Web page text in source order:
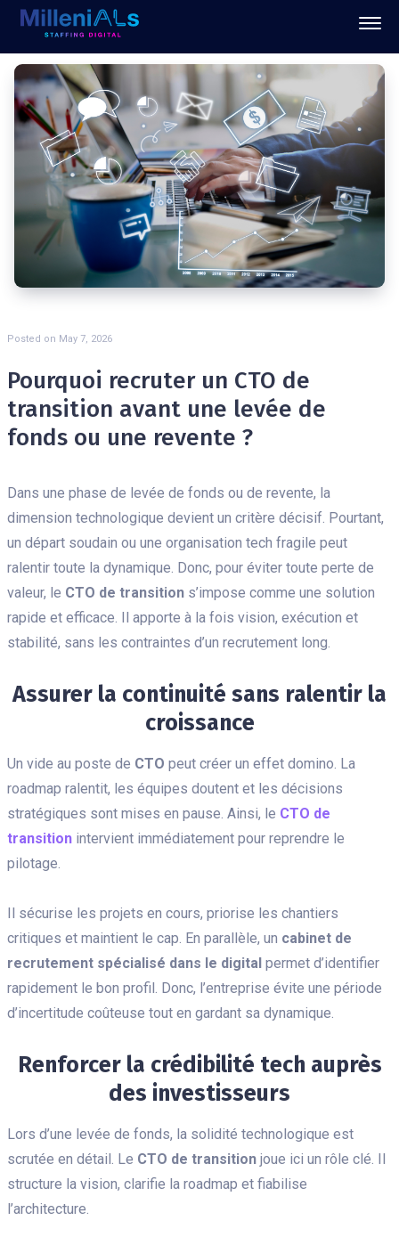
Posted on May 7, 2026
Pourquoi recruter un CTO de
transition avant une levée de
fonds ou une revente ?
Dans une phase de levée de fonds ou de revente, la
dimension technologique devient un critère décisif. Pourtant,
un départ soudain ou une organisation tech fragile peut
ralentir toute la dynamique. Donc, pour éviter toute perte de
valeur, le CTO de transition s’impose comme une solution
rapide et efficace. Il apporte à la fois vision, exécution et
stabilité, sans les contraintes d’un recrutement long.
Assurer la continuité sans ralentir la
croissance
Un vide au poste de CTO peut créer un effet domino. La
roadmap ralentit, les équipes doutent et les décisions
stratégiques sont mises en pause. Ainsi, le CTO de
transition intervient immédiatement pour reprendre le
pilotage.
Il sécurise les projets en cours, priorise les chantiers
critiques et maintient le cap. En parallèle, un cabinet de
recrutement spécialisé dans le digital permet d’identifier
rapidement le bon profil. Donc, l’entreprise évite une période
d’incertitude coûteuse tout en gardant sa dynamique.
Renforcer la crédibilité tech auprès
des investisseurs
Lors d’une levée de fonds, la solidité technologique est
scrutée en détail. Le CTO de transition joue ici un rôle clé. Il
structure la vision, clarifie la roadmap et fiabilise
l’architecture.